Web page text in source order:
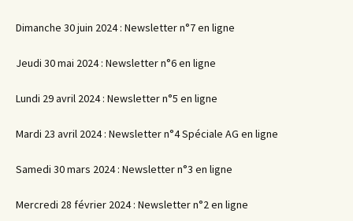
Dimanche 30 juin 2024 : Newsletter n°7 en ligne
Jeudi 30 mai 2024 : Newsletter n°6 en ligne
Lundi 29 avril 2024 : Newsletter n°5 en ligne
Mardi 23 avril 2024 : Newsletter n°4 Spéciale AG en ligne
Samedi 30 mars 2024 : Newsletter n°3 en ligne
Mercredi 28 février 2024 : Newsletter n°2 en ligne